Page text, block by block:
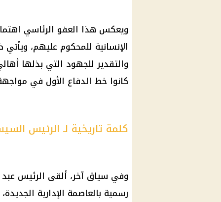
ويعكس هذا العفو الرئاسي
الإنسانية للمحكوم عليهم،
والتقدير للجهود التي بذلها
كانوا خط الدفاع الأول في
كلمة تاريخية لـ الرئيس
وفي سياق آخر، ألقى الرئيس عبد
رسمية بالعاصمة الإدارية